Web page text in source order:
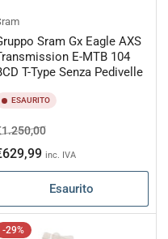
Sram Gx Eagle AXS
E-MTB 104
T-Type Senza Pedivelle
ESAURITO
Prezzo
scontato
inc. IVA
Esaurito
-29%